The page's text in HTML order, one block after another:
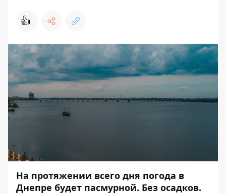
👍
На протяжении всего дня погода в
Днепре будет пасмурной. Без осадков.